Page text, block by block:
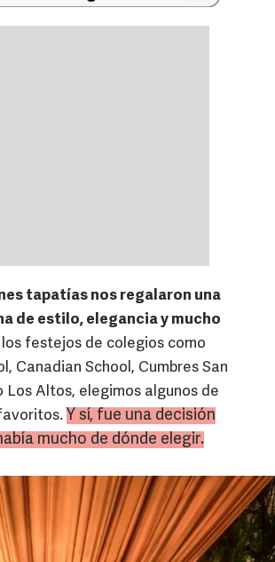
tapatías nos regalaron una
de estilo, elegancia y mucho
los festejos de colegios como
Canadian School, Cumbres San
Los Altos, elegimos algunos de
Y sí, fue una decisión
mucho de dónde elegir.